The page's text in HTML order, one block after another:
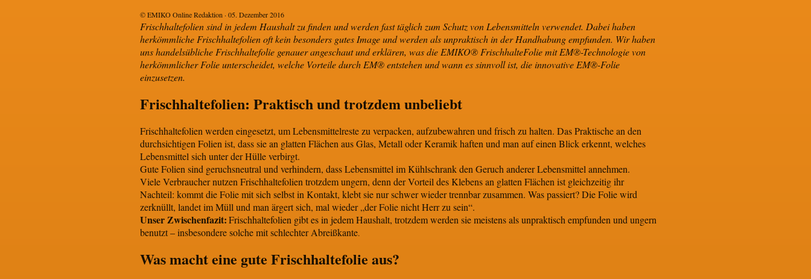
© EMIKO Online Redaktion · 05. Dezember 2016
Frischhaltefolien sind in jedem Haushalt zu finden und werden fast täglich zum Schutz von Lebensmitteln verwendet. Dabei haben
herkömmliche Frischhaltefolien oft kein besonders gutes Image und werden als unpraktisch in der Handhabung empfunden. Wir haben
uns handelsübliche Frischhaltefolie genauer angeschaut und erklären, was die EMIKO® FrischhalteFolie mit EM®-Technologie von
herkömmlicher Folie unterscheidet, welche Vorteile durch EM® entstehen und wann es sinnvoll ist, die innovative EM®-Folie
einzusetzen.
Frischhaltefolien: Praktisch und trotzdem unbeliebt
Frischhaltefolien werden eingesetzt, um Lebensmittelreste zu verpacken, aufzubewahren und frisch zu halten. Das Praktische an den
durchsichtigen Folien ist, dass sie an glatten Flächen aus Glas, Metall oder Keramik haften und man auf einen Blick erkennt, welches
Lebensmittel sich unter der Hülle verbirgt.
Gute Folien sind geruchsneutral und verhindern, dass Lebensmittel im Kühlschrank den Geruch anderer Lebensmittel annehmen.
Viele Verbraucher nutzen Frischhaltefolien trotzdem ungern, denn der Vorteil des Klebens an glatten Flächen ist gleichzeitig ihr
Nachteil: kommt die Folie mit sich selbst in Kontakt, klebt sie nur schwer wieder trennbar zusammen. Was passiert? Die Folie wird
zerknüllt, landet im Müll und man ärgert sich, mal wieder „der Folie nicht Herr zu sein“.
Unser Zwischenfazit:Frischhaltefolien gibt es in jedem Haushalt, trotzdem werden sie meistens als unpraktisch empfunden und ungern
benutzt – insbesondere solche mit schlechter Abreißkante.
Was macht eine gute Frischhaltefolie aus?